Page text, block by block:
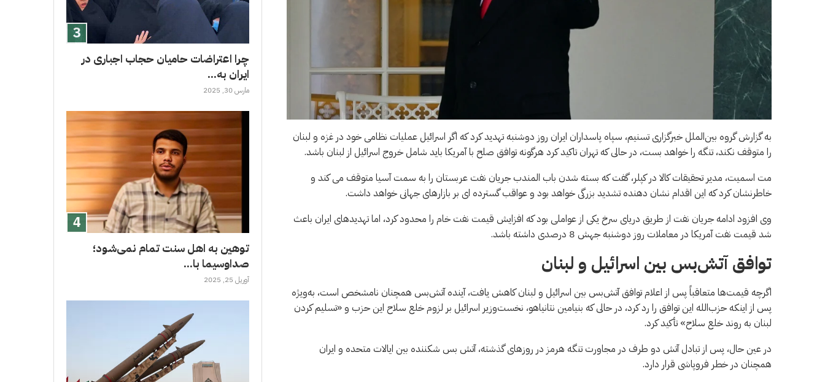
به گزارش گروه بین‌الملل خبرگزاری تسنیم، سپاه پاسداران ایران روز دوشنبه تهدید کرد که اگر اسرائیل عملیات نظامی خود در غزه و لبنان
را متوقف نکند، تنگه را خواهد بست، در حالی که تهران تاکید کرد هرگونه توافق صلح با آمریکا باید شامل خروج اسرائیل از لبنان باشد.
مت اسمیت، مدیر تحقیقات کالا در کپلر، گفت که بسته شدن باب المندب جریان نفت عربستان را به سمت آسیا متوقف می کند و
خاطرنشان کرد که این اقدام نشان دهنده تشدید بزرگی خواهد بود و عواقب گسترده ای بر بازارهای جهانی خواهد داشت.
وی افزود ادامه جریان نفت از طریق دریای سرخ یکی از عواملی بود که افزایش قیمت نفت خام را محدود کرد، اما تهدیدهای ایران باعث
شد قیمت نفت آمریکا در معاملات روز دوشنبه جهش 8 درصدی داشته باشد.
توافق آتش‌بس بین اسرائیل و لبنان
اگرچه قیمت‌ها متعاقباً پس از اعلام توافق آتش‌بس بین اسرائیل و لبنان کاهش یافت، آینده آتش‌بس همچنان نامشخص است، به‌ویژه
پس از اینکه حزب‌الله این توافق را رد کرد، در حالی که بنیامین نتانیاهو، نخست‌وزیر اسرائیل بر لزوم خلع سلاح این حزب و «تسلیم کردن
لبنان به روند خلع سلاح» تأکید کرد.
در عین حال، پس از تبادل آتش دو طرف در مجاورت تنگه هرمز در روزهای گذشته، آتش بس شکننده بین ایالات متحده و ایران
همچنان در خطر فروپاشی قرار دارد.
چرا اعتراضات حامیان حجاب اجباری در
ایران به...
مارس 30, 2025
توهین به اهل سنت تمام نمی‌شود؛
صداوسیما با...
آوریل 25, 2025